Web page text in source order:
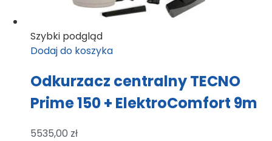
Szybki podgląd
Dodaj do koszyka
Odkurzacz centralny TECNO
Prime 150 + ElektroComfort 9m
5535,00 zł